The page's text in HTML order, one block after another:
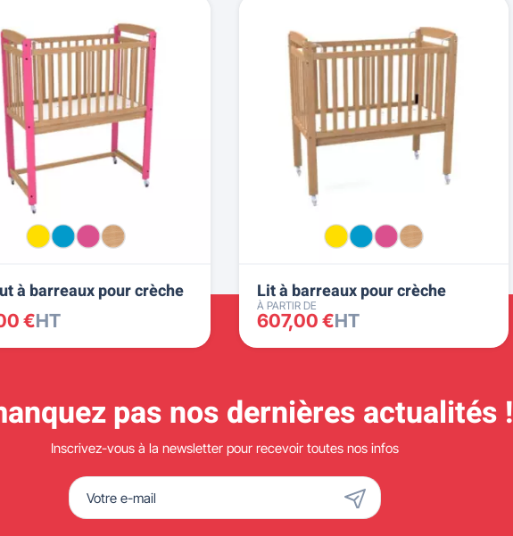
à barreaux pour crèche
€HT
Lit à barreaux pour crèche
À PARTIR DE
607,00 €HT
pas nos dernières actualités !
Inscrivez-vous à la newsletter pour recevoir toutes nos infos